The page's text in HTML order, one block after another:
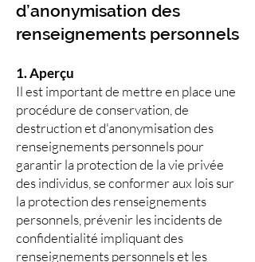
d’anonymisation des
renseignements personnels
1. Aperçu
Il est important de mettre en place une
procédure de conservation, de
destruction et d'anonymisation des
renseignements personnels pour
garantir la protection de la vie privée
des individus, se conformer aux lois sur
la protection des renseignements
personnels, prévenir les incidents de
confidentialité impliquant des
renseignements personnels et les